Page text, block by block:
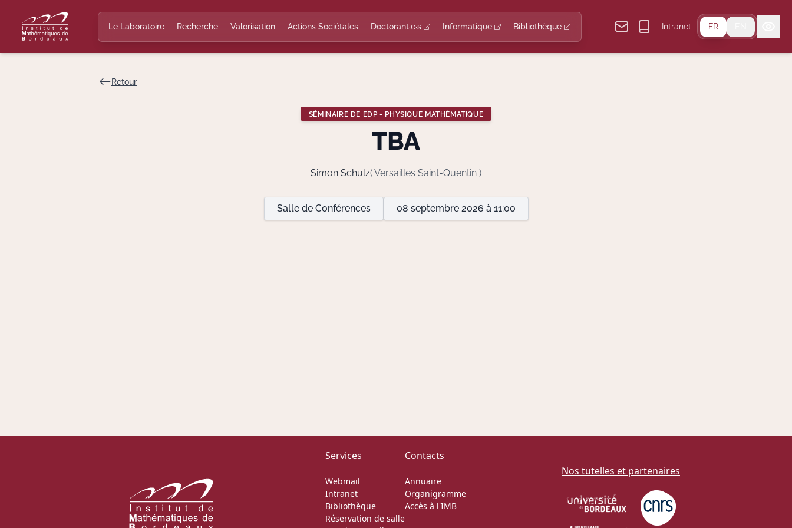
Le Laboratoire Recherche Valorisation Actions Sociétales Doctorant·e·s Informatique Bibliothèque Intranet FR
Retour
SÉMINAIRE DE EDP - PHYSIQUE MATHÉMATIQUE
TBA
Simon Schulz( Versailles Saint-Quentin )
Salle de Conférences 08 septembre 2026 à 11:00
Services
Webmail
Intranet
Bibliothèque
Réservation de salle
Contacts
Annuaire
Organigramme
Accès à l'IMB
Nos tutelles et partenaires